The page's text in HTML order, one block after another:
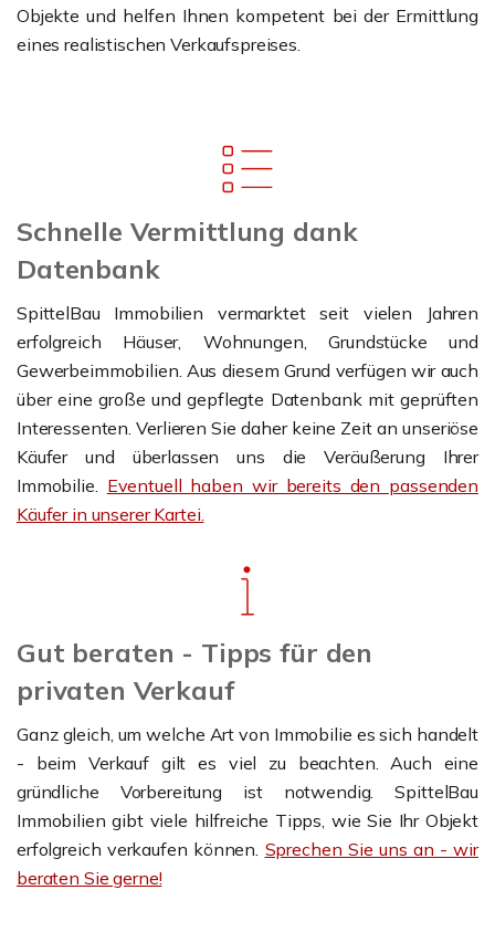
Objekte und helfen Ihnen kompetent bei der Ermittlung
eines realistischen Verkaufspreises.
Schnelle Vermittlung dank
Datenbank
SpittelBau Immobilien vermarktet seit vielen Jahren
erfolgreich Häuser, Wohnungen, Grundstücke und
Gewerbeimmobilien. Aus diesem Grund verfügen wir auch
über eine große und gepflegte Datenbank mit geprüften
Interessenten. Verlieren Sie daher keine Zeit an unseriöse
Käufer und überlassen uns die Veräußerung Ihrer
Immobilie. Eventuell haben wir bereits den passenden
Käufer in unserer Kartei.
Gut beraten - Tipps für den
privaten Verkauf
Ganz gleich, um welche Art von Immobilie es sich handelt
- beim Verkauf gilt es viel zu beachten. Auch eine
gründliche Vorbereitung ist notwendig. SpittelBau
Immobilien gibt viele hilfreiche Tipps, wie Sie Ihr Objekt
erfolgreich verkaufen können. Sprechen Sie uns an - wir
beraten Sie gerne!